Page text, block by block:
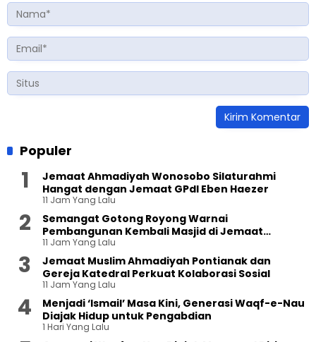
Populer
Jemaat Ahmadiyah Wonosobo Silaturahmi
Hangat dengan Jemaat GPdI Eben Haezer
11 Jam Yang Lalu
Semangat Gotong Royong Warnai
Pembangunan Kembali Masjid di Jemaat
Ahmadiyah Sukapura
11 Jam Yang Lalu
Jemaat Muslim Ahmadiyah Pontianak dan
Gereja Katedral Perkuat Kolaborasi Sosial
11 Jam Yang Lalu
Menjadi ‘Ismail’ Masa Kini, Generasi Waqf-e-Nau
Diajak Hidup untuk Pengabdian
1 Hari Yang Lalu